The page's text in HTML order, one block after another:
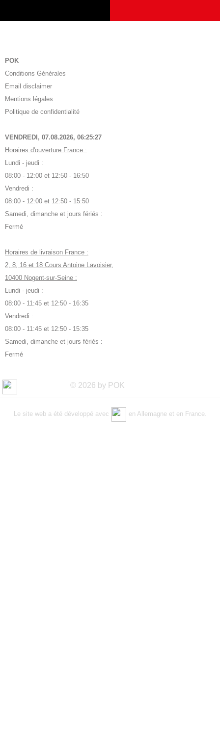
POK
Conditions Générales
Email disclaimer
Mentions légales
Politique de confidentialité
VENDREDI, 07.08.2026, 06:25:28
Horaires d'ouverture France :
Lundi - jeudi :
08:00 - 12:00 et 12:50 - 16:50
Vendredi :
08:00 - 12:00 et 12:50 - 15:50
Samedi, dimanche et jours fériés :
Fermé
Horaires de livraison France :
2, 8, 16 et 18 Cours Antoine Lavoisier,
10400 Nogent-sur-Seine :
Lundi - jeudi :
08:00 - 11:45 et 12:50 - 16:35
Vendredi :
08:00 - 11:45 et 12:50 - 15:35
Samedi, dimanche et jours fériés :
Fermé
© 2026 by POK
Le site web a été développé avec en Allemagne et en France.